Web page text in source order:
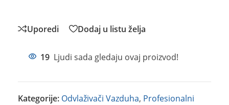
Uporedi Dodaj u listu želja
19 Ljudi sada gledaju ovaj proizvod!
Kategorije: Odvlaživači Vazduha, Profesionalni